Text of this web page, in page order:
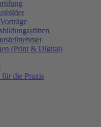
(Print & Digital)
für die Praxis